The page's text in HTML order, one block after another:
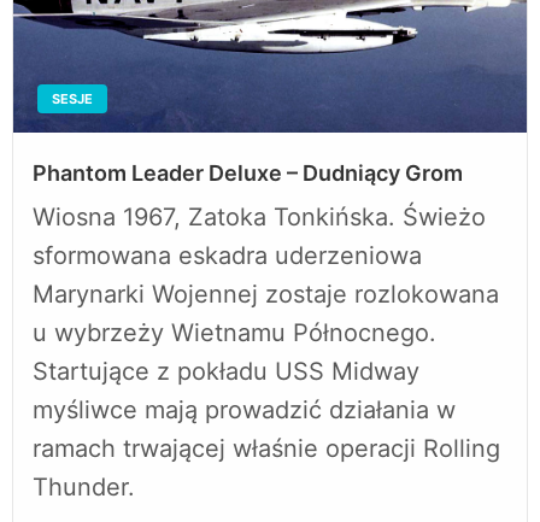
SESJE
Phantom Leader Deluxe – Dudniący Grom
Wiosna 1967, Zatoka Tonkińska. Świeżo
sformowana eskadra uderzeniowa
Marynarki Wojennej zostaje rozlokowana
u wybrzeży Wietnamu Północnego.
Startujące z pokładu USS Midway
myśliwce mają prowadzić działania w
ramach trwającej właśnie operacji Rolling
Thunder.